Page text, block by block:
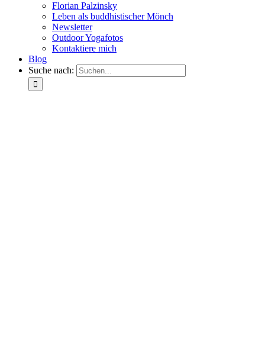
Florian Palzinsky
Leben als buddhistischer Mönch
Newsletter
Outdoor Yogafotos
Kontaktiere mich
Blog
Suche nach: